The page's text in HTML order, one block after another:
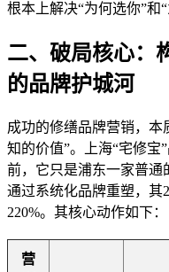
根本上解决“为何选你”和
二、破局核心：
的品牌护城河
成功的修缮品牌营销，本
知的价值”。上海“宅修宝
前，它只是浦东一家普通
通过系统化品牌重塑，其
220%。其核心动作如下：
营